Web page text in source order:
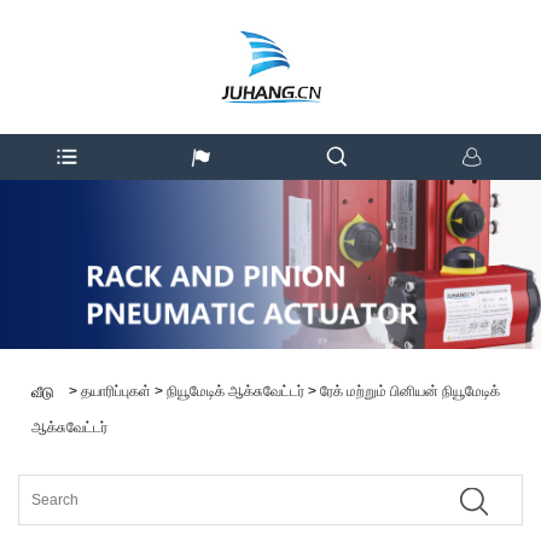
வீடு > தயாரிப்புகள் > நியூமேடிக் ஆக்சுவேட்டர் > ரேக் மற்றும் பினியன் நியூமேடிக்
ஆக்சுவேட்டர்